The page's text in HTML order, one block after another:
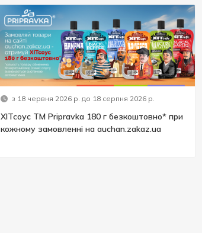
з 18 червня 2026 р. до 18 серпня 2026 р.
ХІТсоус ТМ Pripravka 180 г безкоштовно* при
кожному замовленні на auchan.zakaz.ua